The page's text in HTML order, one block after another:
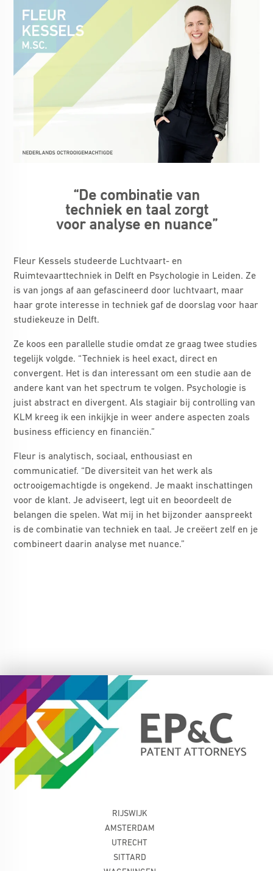
“De combinatie van
techniek en taal zorgt
voor analyse en nuance”
Fleur Kessels studeerde Luchtvaart- en
Ruimtevaarttechniek in Delft en Psychologie in Leiden. Ze
is van jongs af aan gefascineerd door luchtvaart, maar
haar grote interesse in techniek gaf de doorslag voor haar
studiekeuze in Delft.
Ze koos een parallelle studie omdat ze graag twee studies
tegelijk volgde. “Techniek is heel exact, direct en
convergent. Het is dan interessant om een studie aan de
andere kant van het spectrum te volgen. Psychologie is
juist abstract en divergent. Als stagiair bij controlling van
KLM kreeg ik een inkijkje in weer andere aspecten zoals
business efficiency en financiën.”
Fleur is analytisch, sociaal, enthousiast en
communicatief. “De diversiteit van het werk als
octrooigemachtigde is ongekend. Je maakt inschattingen
voor de klant. Je adviseert, legt uit en beoordeelt de
belangen die spelen. Wat mij in het bijzonder aanspreekt
is de combinatie van techniek en taal. Je creëert zelf en je
combineert daarin analyse met nuance.”
RIJSWIJK
AMSTERDAM
UTRECHT
SITTARD